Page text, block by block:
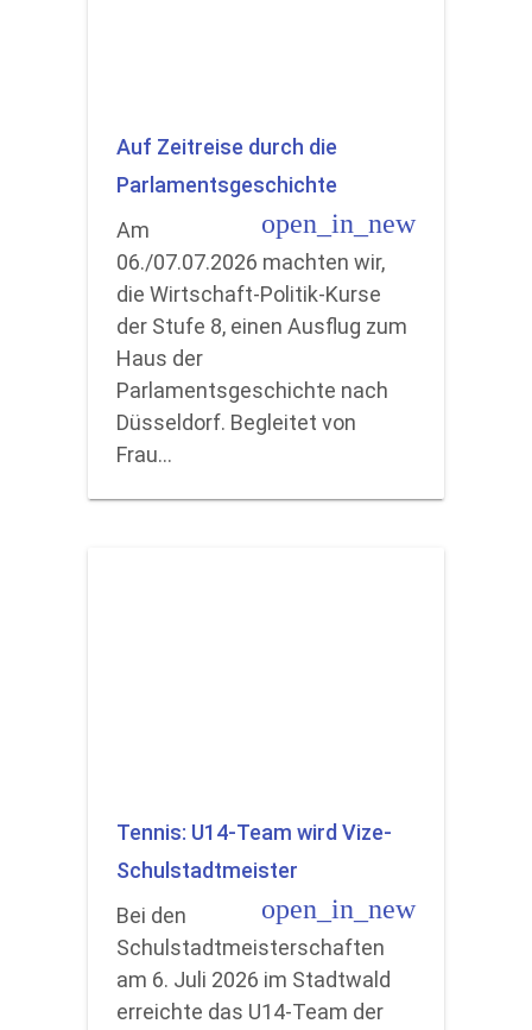
Auf Zeitreise durch die
Parlamentsgeschichte
open_in_new
Am
06./07.07.2026 machten wir,
die Wirtschaft-Politik-Kurse
der Stufe 8, einen Ausflug zum
Haus der
Parlamentsgeschichte nach
Düsseldorf. Begleitet von
Frau…
Tennis: U14-Team wird Vize-
Schulstadtmeister
open_in_new
Bei den
Schulstadtmeisterschaften
am 6. Juli 2026 im Stadtwald
erreichte das U14-Team der